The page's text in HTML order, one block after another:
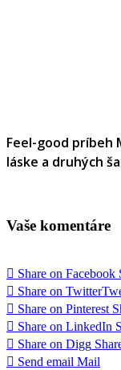
Feel-good príbeh
láske a druhých
Vaše komentáre
Share on Facebook
Share on Twitter
Share on Pinterest
Share on LinkedIn
Share on Digg
Send email Mail